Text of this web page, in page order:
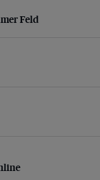
Feld
Feld